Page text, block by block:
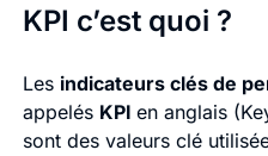
KPI c’est quoi ?
Les indicateurs clés de
appelés KPI en anglais
sont des valeurs clé